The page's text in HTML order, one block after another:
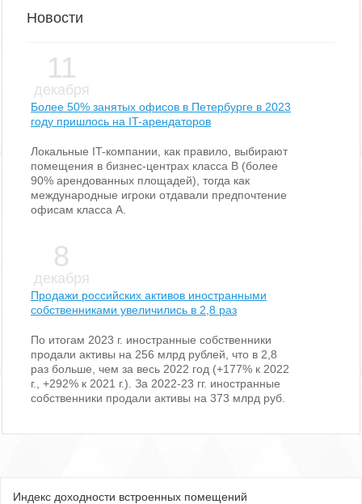
Индекс доходности встроенных помещений
Новости
11
декабря
Более 50% занятых офисов в Петербурге в 2023
году пришлось на IT-арендаторов
Локальные IT-компании, как правило, выбирают
помещения в бизнес-центрах класса В (более
90% арендованных площадей), тогда как
международные игроки отдавали предпочтение
офисам класса А.
8
декабря
Продажи российских активов иностранными
собственниками увеличились в 2,8 раз
По итогам 2023 г. иностранные собственники
продали активы на 256 млрд рублей, что в 2,8
раз больше, чем за весь 2022 год (+177% к 2022
г., +292% к 2021 г.). За 2022-23 гг. иностранные
собственники продали активы на 373 млрд руб.